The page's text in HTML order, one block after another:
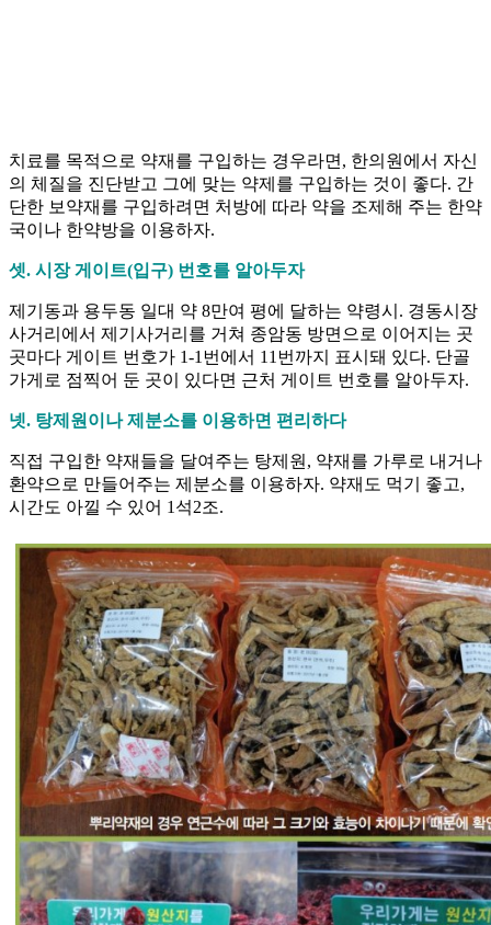
치료를 목적으로 약재를 구입하는 경우라면, 한의원에서 자신
의 체질을 진단받고 그에 맞는 약제를 구입하는 것이 좋다. 간
단한 보약재를 구입하려면 처방에 따라 약을 조제해 주는 한약
국이나 한약방을 이용하자.
셋. 시장 게이트(입구) 번호를 알아두자
제기동과 용두동 일대 약 8만여 평에 달하는 약령시. 경동시장
사거리에서 제기사거리를 거쳐 종암동 방면으로 이어지는 곳
곳마다 게이트 번호가 1-1번에서 11번까지 표시돼 있다. 단골
가게로 점찍어 둔 곳이 있다면 근처 게이트 번호를 알아두자.
넷. 탕제원이나 제분소를 이용하면 편리하다
직접 구입한 약재들을 달여주는 탕제원, 약재를 가루로 내거나
환약으로 만들어주는 제분소를 이용하자. 약재도 먹기 좋고,
시간도 아낄 수 있어 1석2조.